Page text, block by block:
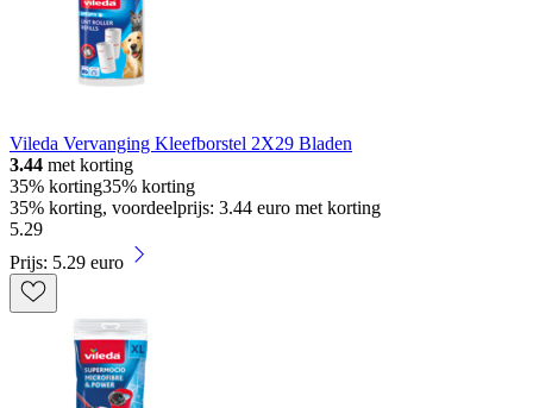
Vileda Vervanging Kleefborstel 2X29 Bladen
3.44 met korting
35% korting35% korting
35% korting, voordeelprijs: 3.44 euro met korting
5.29
Prijs: 5.29 euro